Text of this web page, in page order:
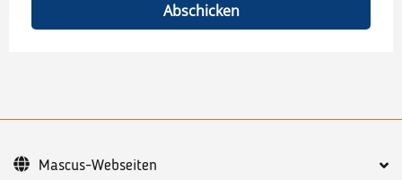
Abschicken
Mascus-Webseiten